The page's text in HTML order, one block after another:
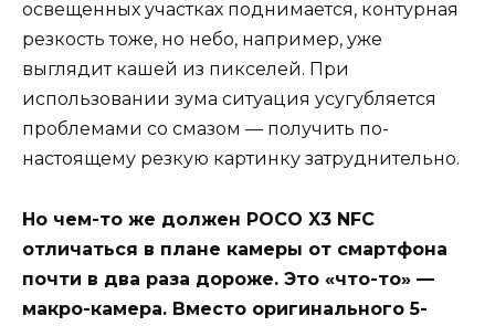
освещенных участках поднимается, контурная
резкость тоже, но небо, например, уже
выглядит кашей из пикселей. При
использовании зума ситуация усугубляется
проблемами со смазом — получить по-
настоящему резкую картинку затруднительно.
Но чем-то же должен POCO X3 NFC
отличаться в плане камеры от смартфона
почти в два раза дороже. Это «что-то» —
макро-камера. Вместо оригинального 5-